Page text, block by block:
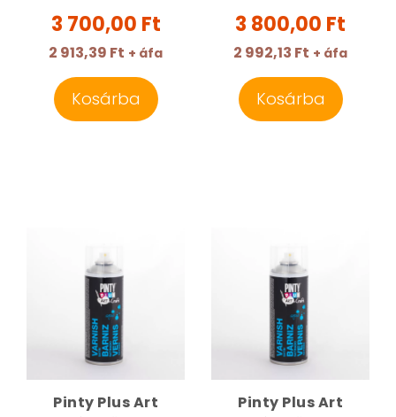
3 700,00 Ft
2 913,39 Ft + áfa
Kosárba
3 800,00 Ft
2 992,13 Ft + áfa
Kosárba
Pinty Plus Art
Pinty Plus Art